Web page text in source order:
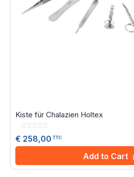
Kiste für Chalazien Holtex
Rating:
€ 258,00 TTC
Add to Cart